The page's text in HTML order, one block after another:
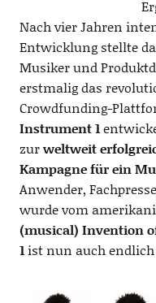
Nach vier Jahren
Entwicklung stellte
Musiker und
erstmalig das
Crowdfunding-
Instrument 1
zurweltweit
Kampagne für ein
Anwender,
wurde vom
(musical) Invention
1ist nun auch